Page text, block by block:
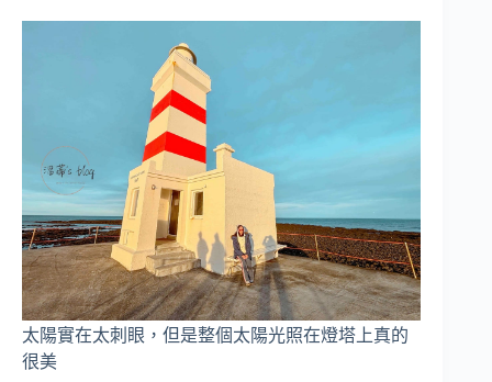
太陽實在太刺眼，但是整個太陽光照在燈塔上真的
很美